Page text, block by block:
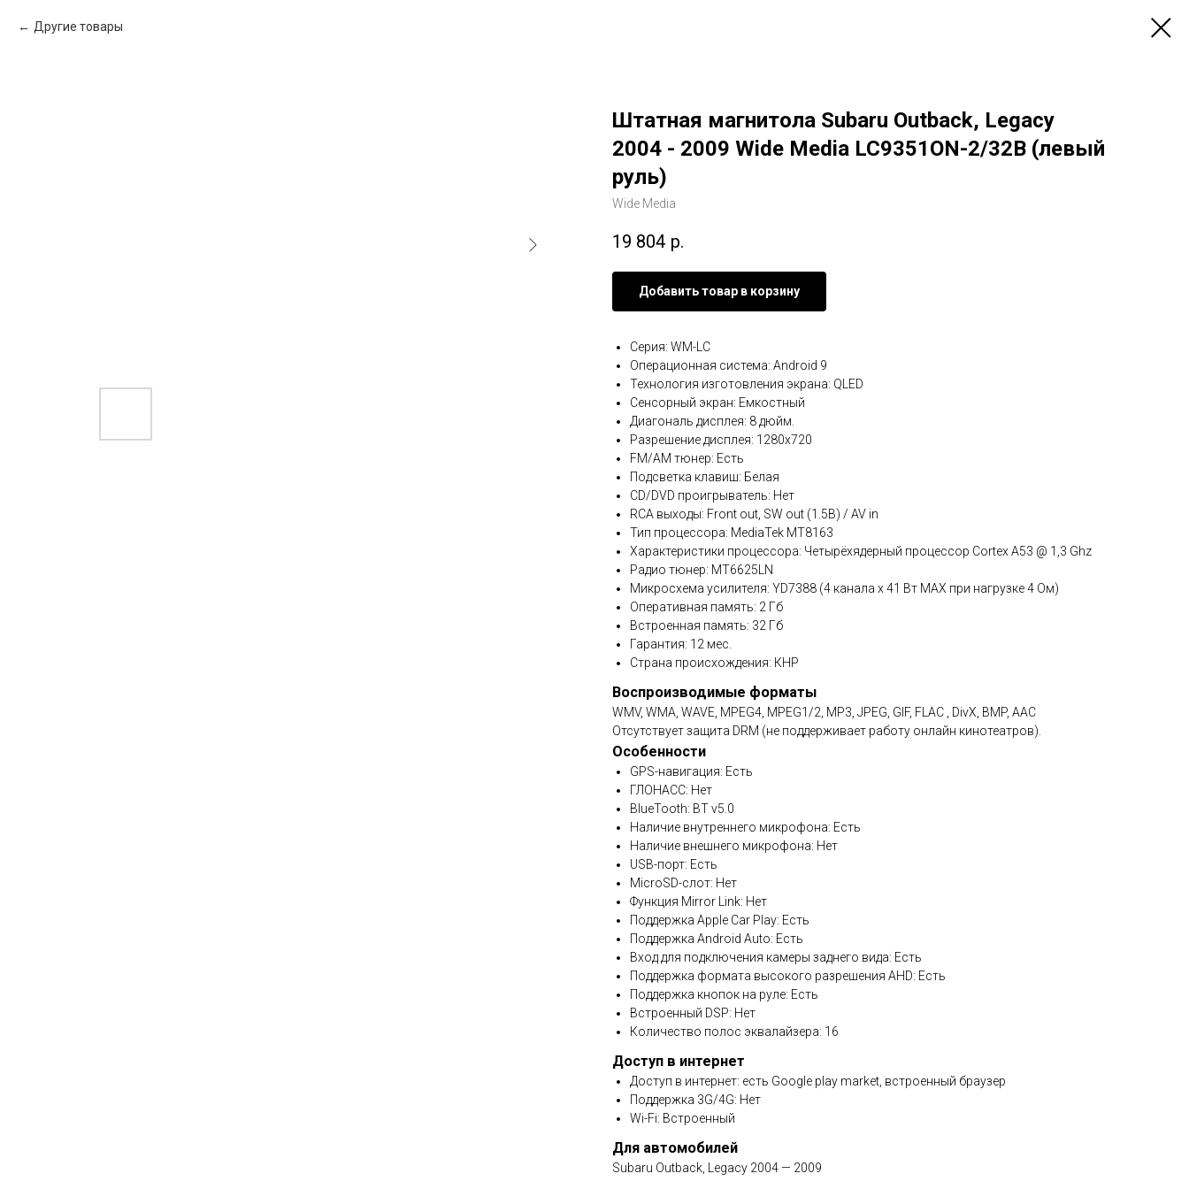
Другие товары
Штатная магнитола Subaru Outback, Legacy
2004 - 2009 Wide Media LC9351ON-2/32B (левый
руль)
Wide Media
19 804 р.
Добавить товар в корзину
Серия: WM-LC
Операционная система: Android 9
Технология изготовления экрана: QLED
Сенсорный экран: Емкостный
Диагональ дисплея: 8 дюйм.
Разрешение дисплея: 1280x720
FM/AM тюнер: Есть
Подсветка клавиш: Белая
CD/DVD проигрыватель: Нет
RCA выходы: Front out, SW out (1.5В) / AV in
Тип процессора: MediaTek MT8163
Характеристики процессора: Четырёхядерный процессор Cortex A53 @ 1,3 Ghz
Радио тюнер: MT6625LN
Микросхема усилителя: YD7388 (4 канала x 41 Вт МАХ при нагрузке 4 Ом)
Оперативная память: 2 Гб
Встроенная память: 32 Гб
Гарантия: 12 мес.
Страна происхождения: КНР
Воспроизводимые форматы
WMV, WMA, WAVE, MPEG4, MPEG1/2, MP3, JPEG, GIF, FLAC , DivX, BMP, AAC
Отсутствует защита DRM (не поддерживает работу онлайн кинотеатров).
Особенности
GPS-навигация: Есть
ГЛОНАСС: Нет
BlueTooth: BT v5.0
Наличие внутреннего микрофона: Есть
Наличие внешнего микрофона: Нет
USB-порт: Есть
MicroSD-слот: Нет
Функция Mirror Link: Нет
Поддержка Apple Car Play: Есть
Поддержка Android Auto: Есть
Вход для подключения камеры заднего вида: Есть
Поддержка формата высокого разрешения AHD: Есть
Поддержка кнопок на руле: Есть
Встроенный DSP: Нет
Количество полос эквалайзера: 16
Доступ в интернет
Доступ в интернет: есть Google play market, встроенный браузер
Поддержка 3G/4G: Нет
Wi-Fi: Встроенный
Для автомобилей
Subaru Outback, Legacy 2004 — 2009